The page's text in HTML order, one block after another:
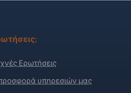
Ερωτήσεις
υπηρεσιών μας